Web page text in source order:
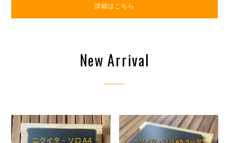
詳細はこちら
New Arrival